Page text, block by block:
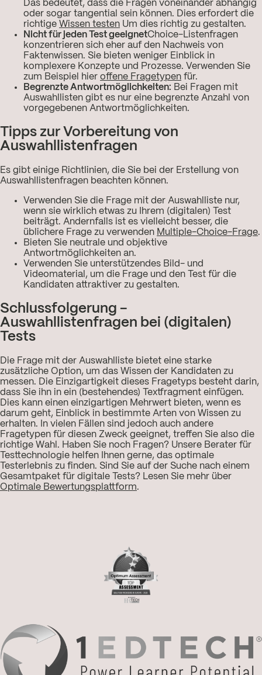
Das bedeutet, dass die Fragen voneinander abhängig
oder sogar tangential sein können. Dies erfordert die
richtige Wissen testen Um dies richtig zu gestalten.
Nicht für jeden Test geeignetChoice-Listenfragen
konzentrieren sich eher auf den Nachweis von
Faktenwissen. Sie bieten weniger Einblick in
komplexere Konzepte und Prozesse. Verwenden Sie
zum Beispiel hier offene Fragetypen für.
Begrenzte Antwortmöglichkeiten: Bei Fragen mit
Auswahllisten gibt es nur eine begrenzte Anzahl von
vorgegebenen Antwortmöglichkeiten.
Tipps zur Vorbereitung von
Auswahllistenfragen
Es gibt einige Richtlinien, die Sie bei der Erstellung von
Auswahllistenfragen beachten können.
Verwenden Sie die Frage mit der Auswahlliste nur,
wenn sie wirklich etwas zu Ihrem (digitalen) Test
beiträgt. Andernfalls ist es vielleicht besser, die
üblichere Frage zu verwenden Multiple-Choice-Frage.
Bieten Sie neutrale und objektive
Antwortmöglichkeiten an.
Verwenden Sie unterstützendes Bild- und
Videomaterial, um die Frage und den Test für die
Kandidaten attraktiver zu gestalten.
Schlussfolgerung -
Auswahllistenfragen bei (digitalen)
Tests
Die Frage mit der Auswahlliste bietet eine starke
zusätzliche Option, um das Wissen der Kandidaten zu
messen. Die Einzigartigkeit dieses Fragetyps besteht darin,
dass Sie ihn in ein (bestehendes) Textfragment einfügen.
Dies kann einen einzigartigen Mehrwert bieten, wenn es
darum geht, Einblick in bestimmte Arten von Wissen zu
erhalten. In vielen Fällen sind jedoch auch andere
Fragetypen für diesen Zweck geeignet, treffen Sie also die
richtige Wahl. Haben Sie noch Fragen? Unsere Berater für
Testtechnologie helfen Ihnen gerne, das optimale
Testerlebnis zu finden. Sind Sie auf der Suche nach einem
Gesamtpaket für digitale Tests? Lesen Sie mehr über
Optimale Bewertungsplattform.